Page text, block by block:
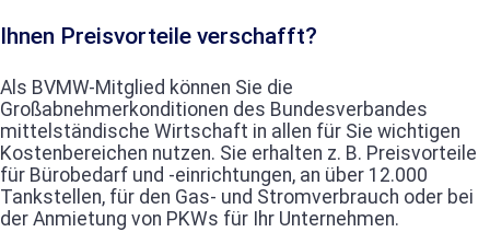
Ihnen Preisvorteile verschafft?
Als BVMW-Mitglied können Sie die
Großabnehmerkonditionen des Bundesverbandes
mittelständische Wirtschaft in allen für Sie wichtigen
Kostenbereichen nutzen. Sie erhalten z. B. Preisvorteile
für Bürobedarf und -einrichtungen, an über 12.000
Tankstellen, für den Gas- und Stromverbrauch oder bei
der Anmietung von PKWs für Ihr Unternehmen.